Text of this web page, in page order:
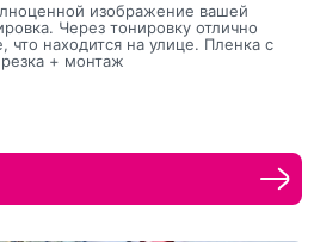
изображение вашей
Через тонировку отлично
что находится на улице. Пленка с
+ монтаж